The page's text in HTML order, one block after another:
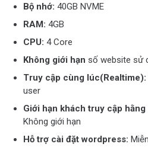
Bộ nhớ: 40GB NVME
RAM: 4GB
CPU: 4 Core
Không giới hạn số website sử
Truy cập cùng lúc(Realtime):
user
Giới hạn khách truy cập hằng
Không giới hạn
Hỗ trợ cài đặt wordpress: